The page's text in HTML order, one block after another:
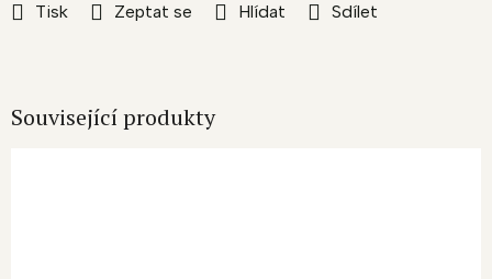
Tisk Zeptat se Hlídat Sdílet
Související produkty